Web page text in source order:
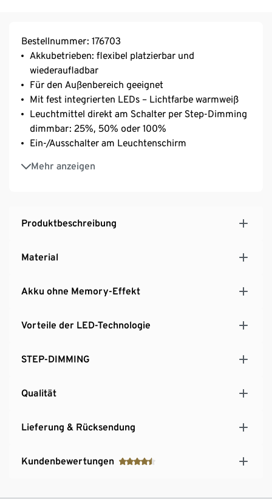
Bestellnummer: 176703
Akkubetrieben: flexibel platzierbar und
wiederaufladbar
Für den Außenbereich geeignet
Mit fest integrierten LEDs – Lichtfarbe warmweiß
Leuchtmittel direkt am Schalter per Step-Dimming
dimmbar: 25%, 50% oder 100%
Ein-/Ausschalter am Leuchtenschirm
Mehr anzeigen
Mit extralangem 5-m-Ladekabel zum einfachen
Aufladen des Akkus
Ladekontrolleuchte
Produktbeschreibung
Material
Akku ohne Memory-Effekt
Vorteile der LED-Technologie
STEP-DIMMING
Qualität
Lieferung & Rücksendung
Kundenbewertungen